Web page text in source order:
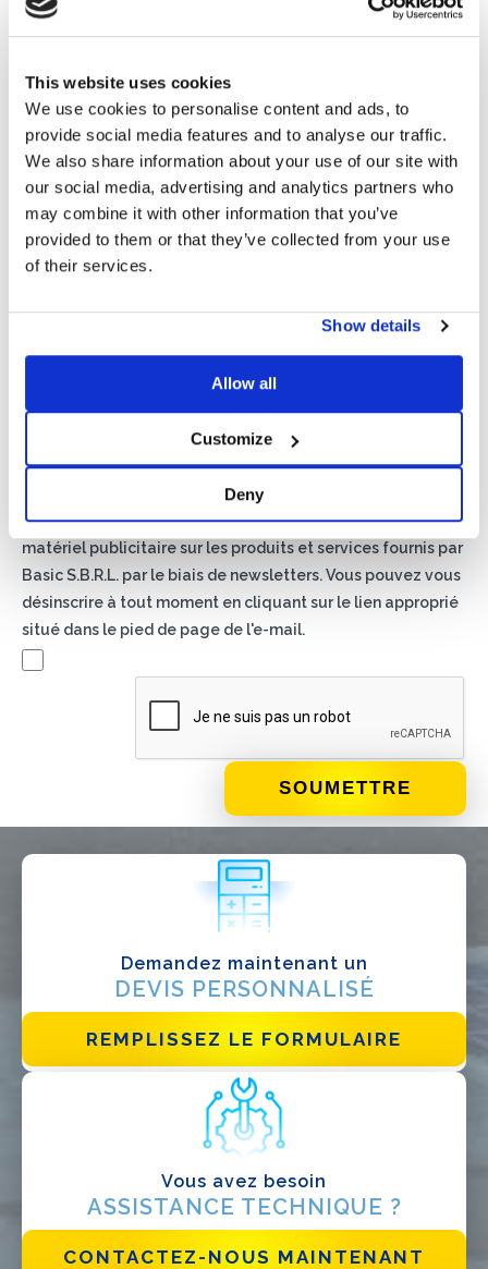
This website uses cookies
We use cookies to personalise content and ads, to
provide social media features and to analyse our traffic.
We also share information about your use of our site with
our social media, advertising and analytics partners who
may combine it with other information that you’ve
provided to them or that they’ve collected from your use
of their services.
Show details
Allow all
Customize
Deny
Politique de confidentialité*
J'autorise le traitement de mes données conformément
politique de confidentialité
En cochant cette case, vous acceptez de recevoir du
matériel publicitaire sur les produits et services fournis par
Basic S.B.R.L. par le biais de newsletters. Vous pouvez vous
désinscrire à tout moment en cliquant sur le lien approprié
situé dans le pied de page de l'e-mail.
Demandez maintenant un
DEVIS PERSONNALISÉ
REMPLISSEZ LE FORMULAIRE
Vous avez besoin
ASSISTANCE TECHNIQUE ?
CONTACTEZ-NOUS MAINTENANT
Designer
EPC
Autre
J'ai lu et j'accepte lapolitique de confidentialité*